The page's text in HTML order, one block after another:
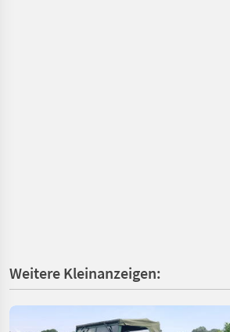
Weitere Kleinanzeigen: